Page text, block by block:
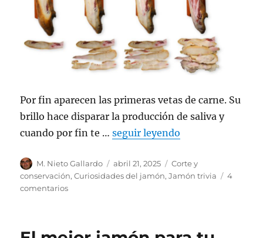
Por fin aparecen las primeras vetas de carne. Su
brillo hace disparar la producción de saliva y
cuando por fin te …seguir leyendo
Autor
M. Nieto Gallardo
Publicado
el
abril 21, 2025 Categorías
Corte y
conservación,Curiosidades del jamón,Jamón trivia
4
comentarios